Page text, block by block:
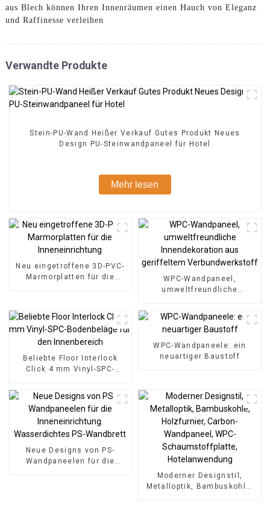
aus Blech können Ihren Innenräumen einen Hauch von Eleganz
und Raffinesse verleihen
Verwandte Produkte
Stein-PU-Wand Heißer Verkauf Gutes Produkt Neues
Design PU-Steinwandpaneel für Hotel
Mehr lesen
Neu eingetroffene 3D-PVC-
Marmorplatten für die
WPC-Wandpaneel,
umweltfreundliche
geriffeltem
Verbundwerkstoff
Beliebte Floor Interlock
Click 4 mm Vinyl-SPC-
Innenbereich
WPC-Wandpaneele: ein
neuartiger Baustoff
Neue Designs von PS-
Wandpaneelen für die
Moderner Designstil,
Metalloptik, Bambuskohle,